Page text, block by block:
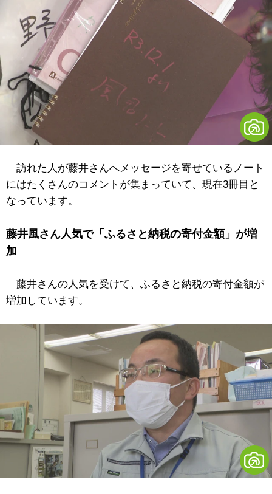
訪れた人が藤井さんへメッセージを寄せているノート
にはたくさんのコメントが集まっていて、現在3冊目と
なっています。
藤井風さん人気で「ふるさと納税の寄付金額」が増
加
藤井さんの人気を受けて、ふるさと納税の寄付金額が
増加しています。